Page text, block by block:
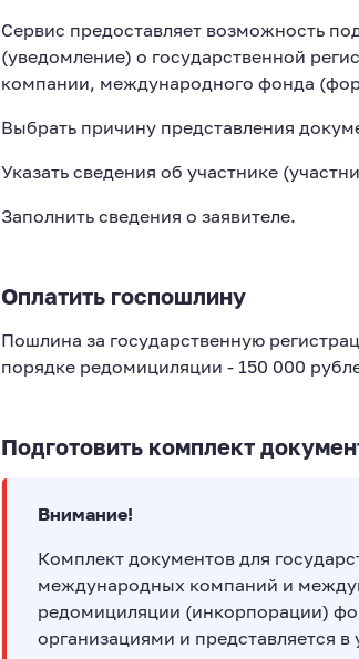
Сервис предоставляет возможность
(уведомление) о государственной
компании, международного фонда
Выбрать причину представления
Указать сведения об участнике
Заполнить сведения о заявителе.
Оплатить госпошлину
Пошлина за государственную
порядке редомициляции - 150 000
Подготовить комплект
Внимание!
Комплект документов для
международных компаний и
редомициляции (инкорпорации)
организациями и представляется